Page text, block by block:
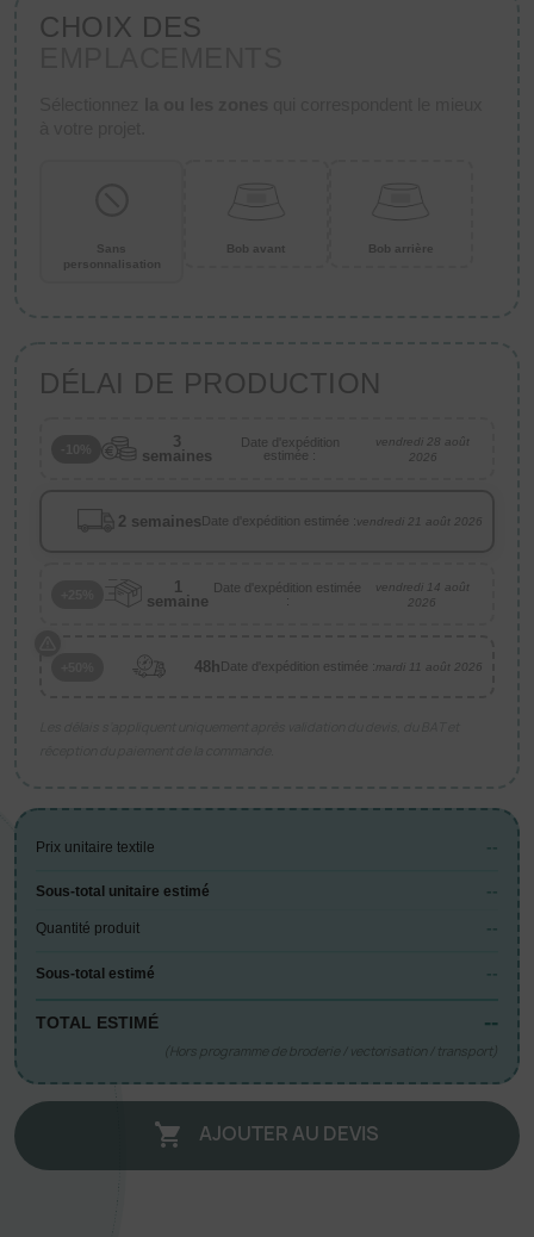
CHOIX DES
Sans
personnalisation
Bob avant Bob arrière
DÉLAI DE PRODUCTION
3
semaines
Date d'expédition
estimée :
vendredi 28 août
2026
2 semaines Date d'expédition estimée :vendredi 21 août 2026
1
semaine
Date d'expédition estimée
:
vendredi 14 août
2026
48h Date d'expédition estimée :mardi 11 août 2026
Prix unitaire textile --
Sous-total unitaire estimé --
Quantité produit --
Sous-total estimé --
TOTAL ESTIMÉ --
(Hors programme de broderie / vectorisation / transport)
 AJOUTER AU DEVIS